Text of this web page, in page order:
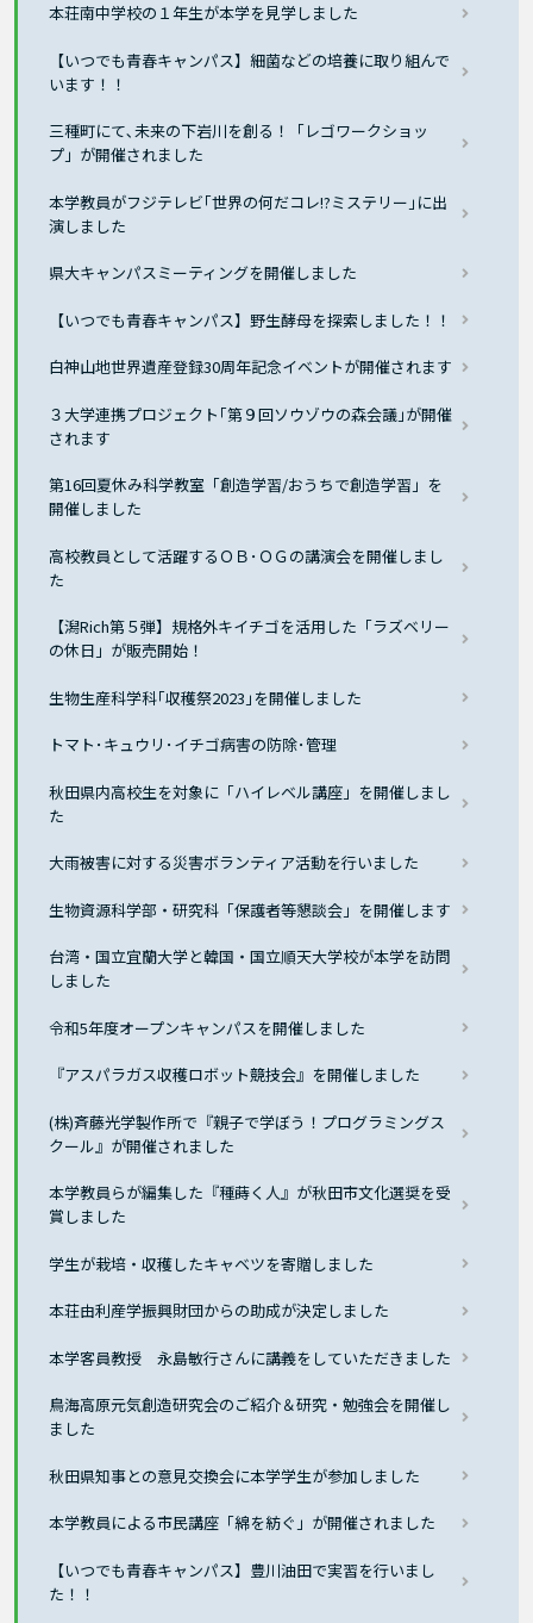
本荘南中学校の１年生が本学を見学しました
【いつでも青春キャンパス】細菌などの培養に取り組んで
います！！
三種町にて､未来の下岩川を創る！「レゴワークショッ
プ」が開催されました
本学教員がフジテレビ｢世界の何だコレ!?ミステリー｣に出
演しました
県大キャンパスミーティングを開催しました
【いつでも青春キャンパス】野生酵母を探索しました！！
白神山地世界遺産登録30周年記念イベントが開催されます
３大学連携プロジェクト｢第９回ソウゾウの森会議｣が開催
されます
第16回夏休み科学教室「創造学習/おうちで創造学習」を
開催しました
高校教員として活躍するＯＢ･ＯＧの講演会を開催しまし
た
【潟Rich第５弾】規格外キイチゴを活用した「ラズベリー
の休日」が販売開始！
生物生産科学科｢収穫祭2023｣を開催しました
トマト･キュウリ･イチゴ病害の防除･管理
秋田県内高校生を対象に「ハイレベル講座」を開催しまし
た
大雨被害に対する災害ボランティア活動を行いました
生物資源科学部・研究科「保護者等懇談会」を開催します
台湾・国立宜蘭大学と韓国・国立順天大学校が本学を訪問
しました
令和5年度オープンキャンパスを開催しました
『アスパラガス収穫ロボット競技会』を開催しました
(株)斉藤光学製作所で『親子で学ぼう！プログラミングス
クール』が開催されました
本学教員らが編集した『種蒔く人』が秋田市文化選奨を受
賞しました
学生が栽培・収穫したキャベツを寄贈しました
本荘由利産学振興財団からの助成が決定しました
本学客員教授 永島敏行さんに講義をしていただきました
鳥海高原元気創造研究会のご紹介＆研究・勉強会を開催し
ました
秋田県知事との意見交換会に本学学生が参加しました
本学教員による市民講座「綿を紡ぐ」が開催されました
【いつでも青春キャンパス】豊川油田で実習を行いまし
た！！